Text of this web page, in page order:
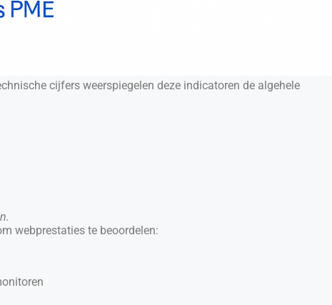
cijfers weerspiegelen deze indicatoren de algehele
webprestaties te beoordelen: